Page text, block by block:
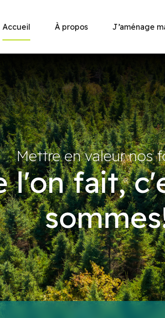
Accueil À propos J’aménage
Mettre en valeur nos
l'on fait,